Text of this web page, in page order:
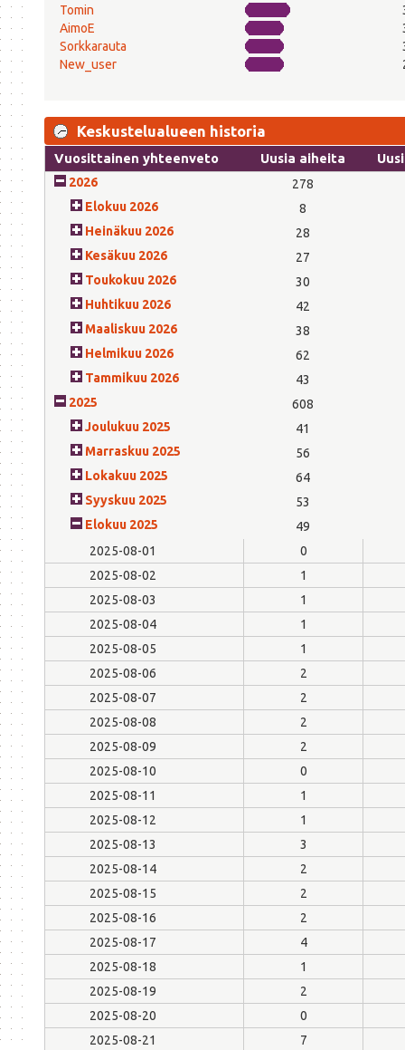
Tomin
AimoE
Sorkkarauta
New_user
Keskustelualueen historia
Vuosittainen yhteenveto Uusia aiheita
2026
278
Elokuu 2026
8
Heinäkuu 2026
28
Kesäkuu 2026
27
Toukokuu 2026
30
Huhtikuu 2026
42
Maaliskuu 2026
38
Helmikuu 2026
62
Tammikuu 2026
43
2025
608
Joulukuu 2025
41
Marraskuu 2025
56
Lokakuu 2025
64
Syyskuu 2025
53
Elokuu 2025
49
2025-08-01
0
2025-08-02
1
2025-08-03
1
2025-08-04
1
2025-08-05
1
2025-08-06
2
2025-08-07
2
2025-08-08
2
2025-08-09
2
2025-08-10
0
2025-08-11
1
2025-08-12
1
2025-08-13
3
2025-08-14
2
2025-08-15
2
2025-08-16
2
2025-08-17
4
2025-08-18
1
2025-08-19
2
2025-08-20
0
2025-08-21
7